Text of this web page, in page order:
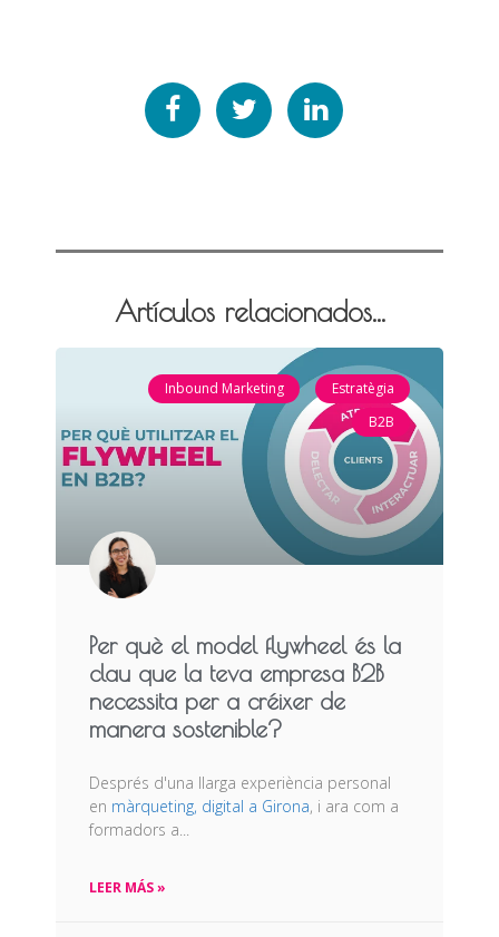
Artículos relacionados...
Inbound Marketing
Estratègia
B2B
Per què el model flywheel és la
clau que la teva empresa B2B
necessita per a créixer de
manera sostenible?
Després d'una llarga experiència personal
en màrqueting, digital a Girona, i ara com a
formadors a...
LEER MÁS »